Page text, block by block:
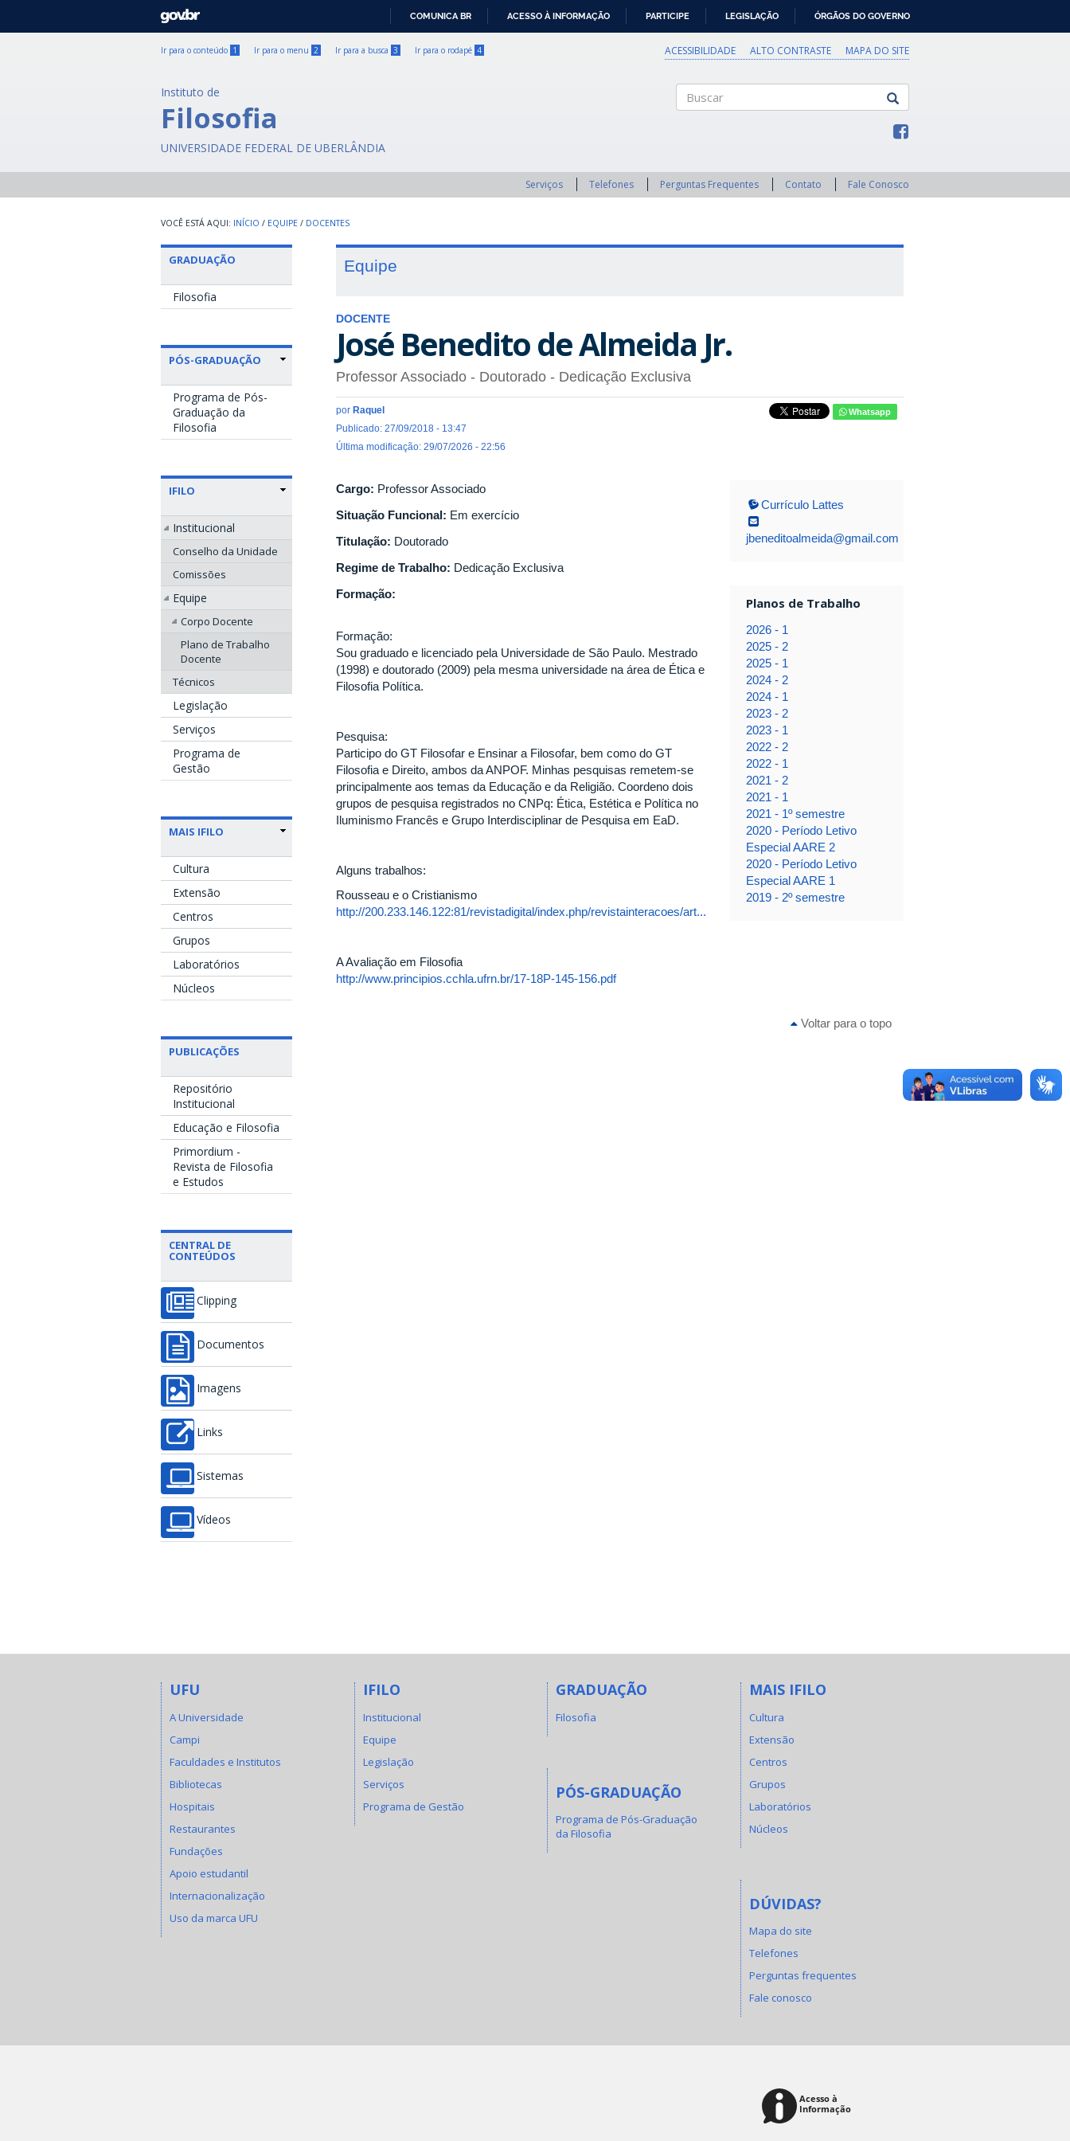
GOVBR
COMUNICA BR ACESSO À INFORMAÇÃO PARTICIPE LEGISLAÇÃO ÓRGÃOS DO GOVERNO
Ir para o conteúdo 1 Ir para o menu 2 Ir para a busca 3 Ir para o rodapé 4 ACESSIBILIDADE ALTO CONTRASTE MAPA DO SITE
Instituto de
Filosofia
UNIVERSIDADE FEDERAL DE UBERLÂNDIA
Serviços Telefones Perguntas Frequentes Contato Fale Conosco
INÍCIO / EQUIPE / DOCENTES
GRADUAÇÃO
Filosofia
PÓS-GRADUAÇÃO
Programa de Pós-
Graduação da
Filosofia
IFILO
Institucional
Conselho da Unidade
Comissões
Equipe
Corpo Docente
Plano de Trabalho
Docente
Técnicos
Legislação
Serviços
Programa de
Gestão
MAIS IFILO
Cultura
Extensão
Centros
Grupos
Laboratórios
Núcleos
PUBLICAÇÕES
Repositório
Institucional
Educação e Filosofia
Primordium -
Revista de Filosofia
e Estudos
CENTRAL DE
CONTEÚDOS
Clipping
Documentos
Imagens
Links
Sistemas
Vídeos
Equipe
DOCENTE
José Benedito de Almeida Jr.
Professor Associado - Doutorado - Dedicação Exclusiva
por Raquel
Publicado: 27/09/2018 - 13:47
Última modificação: 29/07/2026 - 22:56
Whatsapp
Cargo: Professor Associado
Situação Funcional: Em exercício
Titulação: Doutorado
Regime de Trabalho: Dedicação Exclusiva
Formação:
Formação:
Sou graduado e licenciado pela Universidade de São Paulo. Mestrado
(1998) e doutorado (2009) pela mesma universidade na área de Ética e
Filosofia Política.
Pesquisa:
Participo do GT Filosofar e Ensinar a Filosofar, bem como do GT
Filosofia e Direito, ambos da ANPOF. Minhas pesquisas remetem-se
principalmente aos temas da Educação e da Religião. Coordeno dois
grupos de pesquisa registrados no CNPq: Ética, Estética e Política no
Iluminismo Francês e Grupo Interdisciplinar de Pesquisa em EaD.
Alguns trabalhos:
Rousseau e o Cristianismo
http://200.233.146.122:81/revistadigital/index.php/revistainteracoes/art...
A Avaliação em Filosofia
http://www.principios.cchla.ufrn.br/17-18P-145-156.pdf
Currículo Lattes
jbeneditoalmeida@gmail.com
Planos de Trabalho
2026 - 1
2025 - 2
2025 - 1
2024 - 2
2024 - 1
2023 - 2
2023 - 1
2022 - 2
2022 - 1
2021 - 2
2021 - 1
2021 - 1º semestre
2020 - Período Letivo
Especial AARE 2
2020 - Período Letivo
Especial AARE 1
2019 - 2º semestre
Voltar para o topo
UFU
A Universidade
Campi
Faculdades e Institutos
Bibliotecas
Hospitais
Restaurantes
Fundações
Apoio estudantil
Internacionalização
Uso da marca UFU
IFILO
Institucional
Equipe
Legislação
Serviços
Programa de Gestão
GRADUAÇÃO
Filosofia
PÓS-GRADUAÇÃO
Programa de Pós-Graduação
da Filosofia
MAIS IFILO
Cultura
Extensão
Centros
Grupos
Laboratórios
Núcleos
DÚVIDAS?
Mapa do site
Telefones
Perguntas frequentes
Fale conosco